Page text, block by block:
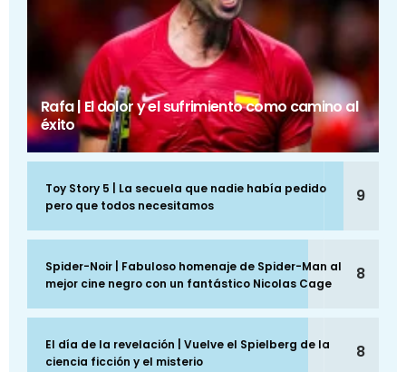
Rafa | El dolor y el sufrimiento como camino al
éxito
Toy Story 5 | La secuela que nadie había pedido
pero que todos necesitamos
9
Spider-Noir | Fabuloso homenaje de Spider-Man al
mejor cine negro con un fantástico Nicolas Cage
8
El día de la revelación | Vuelve el Spielberg de la
ciencia ficción y el misterio
8